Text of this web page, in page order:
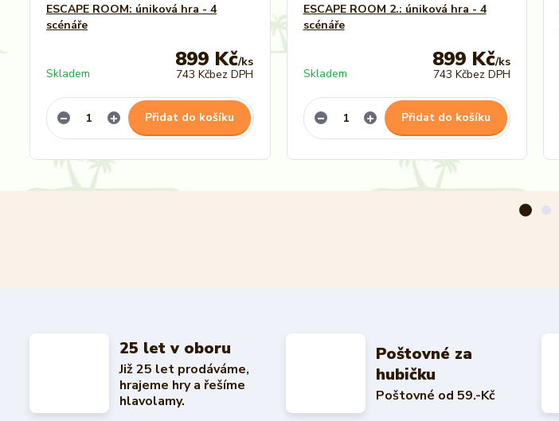
ESCAPE ROOM: úniková hra - 4
scénáře
899 Kč/ks
743 Kčbez DPH
Skladem
Přidat do košíku
ESCAPE ROOM 2.: úniková hra - 4
scénáře
899 Kč/ks
743 Kčbez DPH
Skladem
Přidat do košíku
25 let v oboru
Již 25 let prodáváme,
hrajeme hry a řešíme
hlavolamy.
Poštovné za
hubičku
Poštovné od 59.-Kč